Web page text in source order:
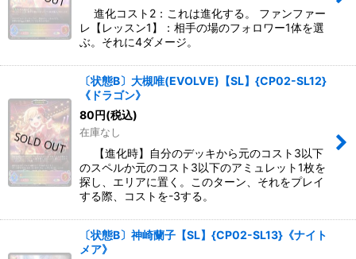
進化コスト2：これは進化する。 ファンファー
レ【レッスン1】：相手の場のフォロワー1体を選
ぶ。それに4ダメージ。
〔状態B〕大槻唯(EVOLVE)【SL】{CP02-SL12}
《ドラゴン》
80円(税込)
在庫なし
【進化時】自分のデッキから元のコスト3以下
のスペルか元のコスト3以下のアミュレット1枚を
探し、エリアに置く。このターン、それをプレイ
する際、コストを-3する。
〔状態B〕神崎蘭子【SL】{CP02-SL13}《ナイト
メア》